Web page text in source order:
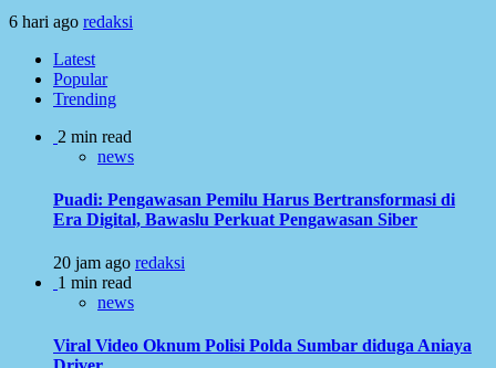
6 hari ago redaksi
Latest
Popular
Trending
2 min read
news
Puadi: Pengawasan Pemilu Harus Bertransformasi di
Era Digital, Bawaslu Perkuat Pengawasan Siber
20 jam ago redaksi
1 min read
news
Viral Video Oknum Polisi Polda Sumbar diduga Aniaya